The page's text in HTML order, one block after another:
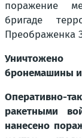
поражение
бригаде
Преображенка
бронемашины и
Оперативно-
ракетными
нанесено